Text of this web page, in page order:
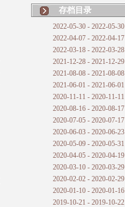
存档目录
2022-05-30 - 2022-05-30
2022-04-07 - 2022-04-17
2022-03-18 - 2022-03-28
2021-12-28 - 2021-12-29
2021-08-08 - 2021-08-08
2021-06-01 - 2021-06-01
2020-11-11 - 2020-11-11
2020-08-16 - 2020-08-17
2020-07-05 - 2020-07-17
2020-06-03 - 2020-06-23
2020-05-09 - 2020-05-31
2020-04-05 - 2020-04-19
2020-03-10 - 2020-03-29
2020-02-02 - 2020-02-29
2020-01-10 - 2020-01-16
2019-10-21 - 2019-10-22